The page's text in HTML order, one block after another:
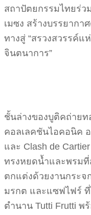
สถาปัตยกรรมไทยร่ว
เมซง สร้างบรรยากา
ทางสู่ “สรวงสวรรค์แ
จินตนาการ”
ชั้นล่างของบูติคถ่าย
คอลเลคชันไอคอนิค อ
และ Clash de
ทรงหยดน้ำและพรม
ตกแต่งด้วยงานกระ
มรกต และแซฟไฟร์ ที่
ตำนาน Tutti Frutti